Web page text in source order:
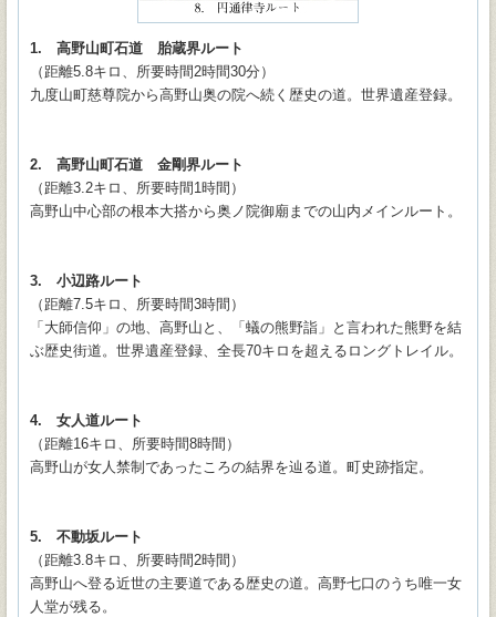
1. 高野山町石道 胎蔵界ルート
（距離5.8キロ、所要時間2時間30分）
九度山町慈尊院から高野山奥の院へ続く歴史の道。世界遺産登録。
2. 高野山町石道 金剛界ルート
（距離3.2キロ、所要時間1時間）
高野山中心部の根本大搭から奥ノ院御廟までの山内メインルート。
3. 小辺路ルート
（距離7.5キロ、所要時間3時間）
「大師信仰」の地、高野山と、「蟻の熊野詣」と言われた熊野を結
ぶ歴史街道。世界遺産登録、全長70キロを超えるロングトレイル。
4. 女人道ルート
（距離16キロ、所要時間8時間）
高野山が女人禁制であったころの結界を辿る道。町史跡指定。
5. 不動坂ルート
（距離3.8キロ、所要時間2時間）
高野山へ登る近世の主要道である歴史の道。高野七口のうち唯一女
人堂が残る。